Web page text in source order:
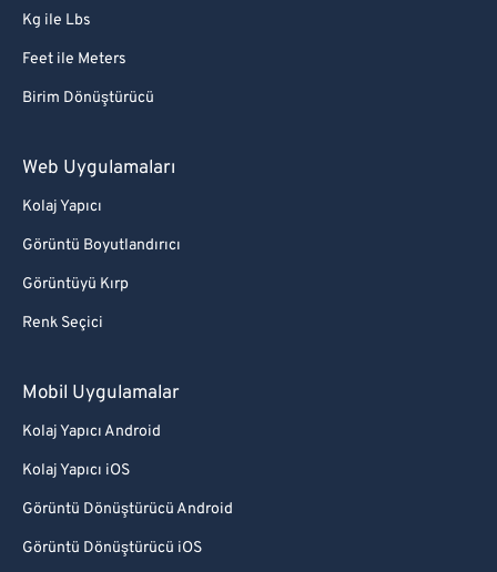
Kg ile Lbs
Feet ile Meters
Birim Dönüştürücü
Web Uygulamaları
Kolaj Yapıcı
Görüntü Boyutlandırıcı
Görüntüyü Kırp
Renk Seçici
Mobil Uygulamalar
Kolaj Yapıcı Android
Kolaj Yapıcı iOS
Görüntü Dönüştürücü Android
Görüntü Dönüştürücü iOS